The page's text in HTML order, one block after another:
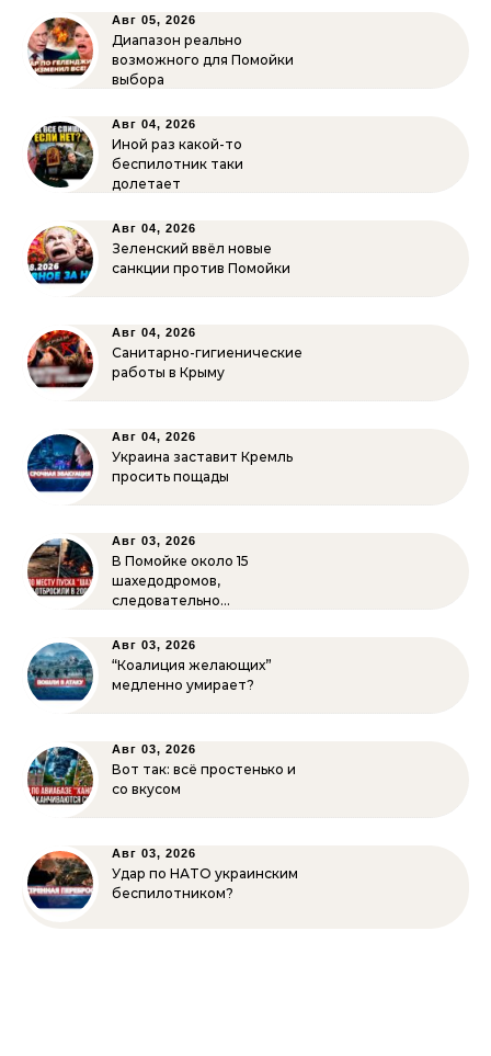
Авг 05, 2026
Диапазон реально
возможного для Помойки
выбора
Авг 04, 2026
Иной раз какой-то
беспилотник таки
долетает
Авг 04, 2026
Зеленский ввёл новые
санкции против Помойки
Авг 04, 2026
Санитарно-гигиенические
работы в Крыму
Авг 04, 2026
Украина заставит Кремль
просить пощады
Авг 03, 2026
В Помойке около 15
шахедодромов,
следовательно…
Авг 03, 2026
“Коалиция желающих”
медленно умирает?
Авг 03, 2026
Вот так: всё простенько и
со вкусом
Авг 03, 2026
Удар по НАТО украинским
беспилотником?